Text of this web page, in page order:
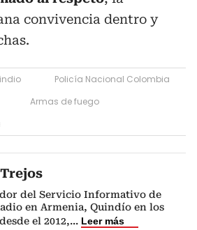
convivencia dentro y
Policía Nacional Colombia
Armas de fuego
del Servicio Informativo de
en Armenia, Quindío en los
el 2012,... Leer más